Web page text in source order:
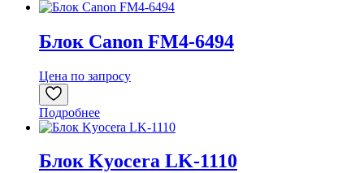
Блок Canon FM4-6494
Цена по запросу
Подробнее
Блок Kyocera LK-1110